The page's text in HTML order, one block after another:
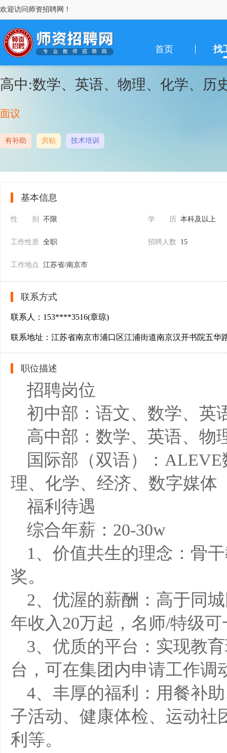
欢迎访问师资招聘网！
首页 找
高中:数学、英语、物理、化学、历
面议
有补助 房贴 技术培训
基本信息
性 别 不限 学 历 本科及以上
工作性质 全职 招聘人数 15
工作地点 江苏省/南京市
联系方式
联系人：153****3516(章琼)
联系地址：江苏省南京市浦口区江浦街道南京汉开书院五华
职位描述
招聘岗位
初中部：语文、数学、英
高中部：数学、英语、物
国际部（双语）：
理、化学、经济、数字媒体
福利待遇
综合年薪：20-30w
1、价值共生的理念：骨
奖。
2、优渥的薪酬：高于同
年收入20万起，名师/特级
3、优质的平台：实现教
台，可在集团内申请工作调
4、丰厚的福利：用餐补
子活动、健康体检、运动社
利等。